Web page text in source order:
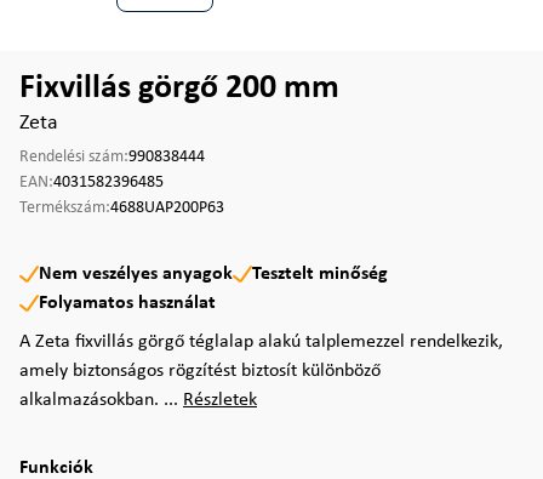
Fixvillás görgő 200 mm
Zeta
Rendelési szám:990838444
EAN:4031582396485
Termékszám:4688UAP200P63
Nem veszélyes anyagok
Tesztelt minőség
Folyamatos használat
A Zeta fixvillás görgő téglalap alakú talplemezzel rendelkezik,
amely biztonságos rögzítést biztosít különböző
alkalmazásokban. ... Részletek
Funkciók